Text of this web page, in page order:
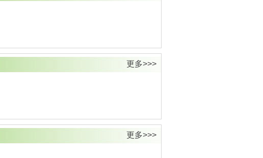
更多>>>
更多>>>